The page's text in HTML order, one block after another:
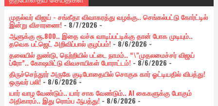
முதல்வர் விஜய் - சங்கீதா விவாகரத்து வழக்கு.. செங்கல்பட்டு கோர்ட்டில்
இன்று விசாரணை!- 8/7/2026 -
ஆளுக்கு ரூ.800.. இதை வச்சு வாடிப்பட்டிக்கு தான் போக முடியும்..
தவெக பட்ஜெட் அறிவிப்பால் குழப்பம்!- 8/6/2026 -
தலையில் துண்டு, நெற்றியில் பட்டை நாமம்.. “\"முதலமைச்சர் விஜய்
ப்ரோ”.. கோஷமிட்டு விவசாயிகள் போராட்டம்!- 8/6/2026 -
திருச்செந்தூர் அருகே குடிபோதையில் சொகுசு கார் ஓட்டியதில் விபத்து!
ஒருவர் பலி!- 8/6/2026-
யார் வாழ வேண்டும்.. யார் சாக வேண்டும்.. AI கைகளுக்கு போகும்
அதிகாரம்.. இது ரொம்ப ஆபத்து!- 8/6/2026 -